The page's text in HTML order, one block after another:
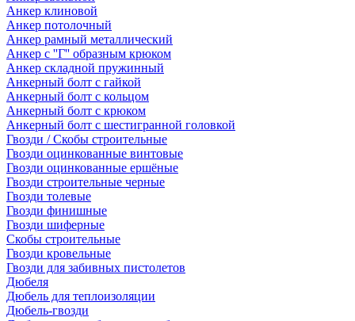
Анкер клиновой
Анкер потолочный
Анкер рамный металлический
Анкер с ''Г'' образным крюком
Анкер складной пружинный
Анкерный болт с гайкой
Анкерный болт с кольцом
Анкерный болт с крюком
Анкерный болт с шестигранной головкой
Гвозди / Скобы строительные
Гвозди оцинкованные винтовые
Гвозди оцинкованные ершёные
Гвозди строительные черные
Гвозди толевые
Гвозди финишные
Гвозди шиферные
Скобы строительные
Гвозди кровельные
Гвозди для забивных пистолетов
Дюбеля
Дюбель для теплоизоляции
Дюбель-гвозди